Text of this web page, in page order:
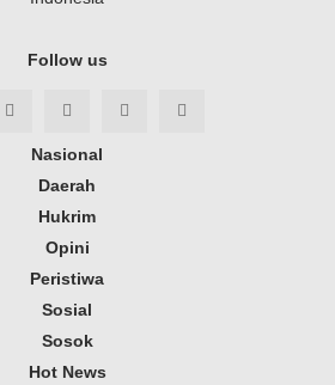
Follow us
Nasional
Daerah
Hukrim
Opini
Peristiwa
Sosial
Sosok
Hot News